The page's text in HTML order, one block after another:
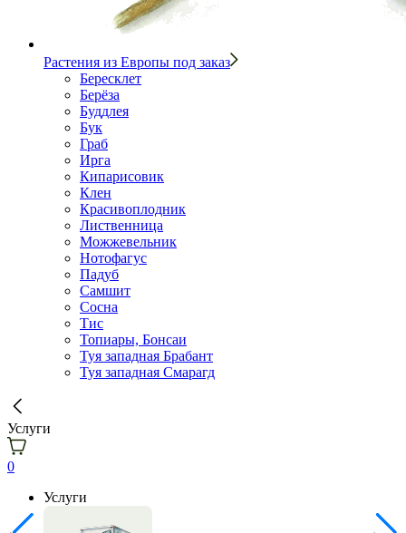
Растения из Европы под заказ
Бересклет
Берёза
Буддлея
Бук
Граб
Ирга
Кипарисовик
Клен
Красивоплодник
Лиственница
Можжевельник
Нотофагус
Падуб
Самшит
Сосна
Тис
Топиары, Бонсаи
Туя западная Брабант
Туя западная Смарагд
Услуги
0
Услуги